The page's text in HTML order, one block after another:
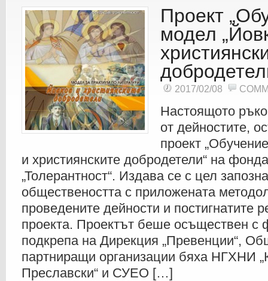
Проект
модел
2017/02/08
Настоящото
от дейностите,
проект
и християнските добродетели“ на
„Толерантност“. Издава се с цел
обществеността с приложената
проведените дейности и постигнатите
проекта. Проектът беше осъществен с
подкрепа на Дирекция „Превенции“,
партниращи организации бяха НГХНИ
Преславски“ и СУЕО […]